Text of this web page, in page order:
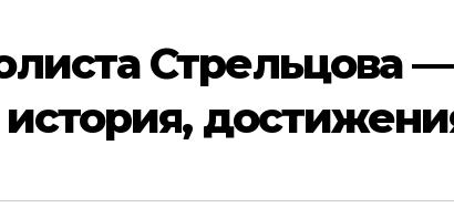
Стрельцова —